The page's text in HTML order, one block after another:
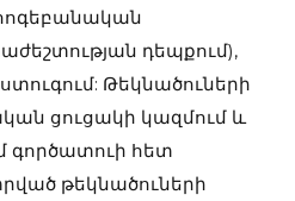
դեպքում),
Թեկնածուների
ցուցակի կազմում և
հետ
թեկնածուների